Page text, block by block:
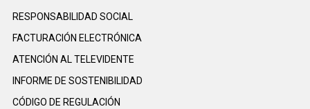
RESPONSABILIDAD SOCIAL
FACTURACIÓN ELECTRÓNICA
ATENCIÓN AL TELEVIDENTE
INFORME DE SOSTENIBILIDAD
CÓDIGO DE REGULACIÓN